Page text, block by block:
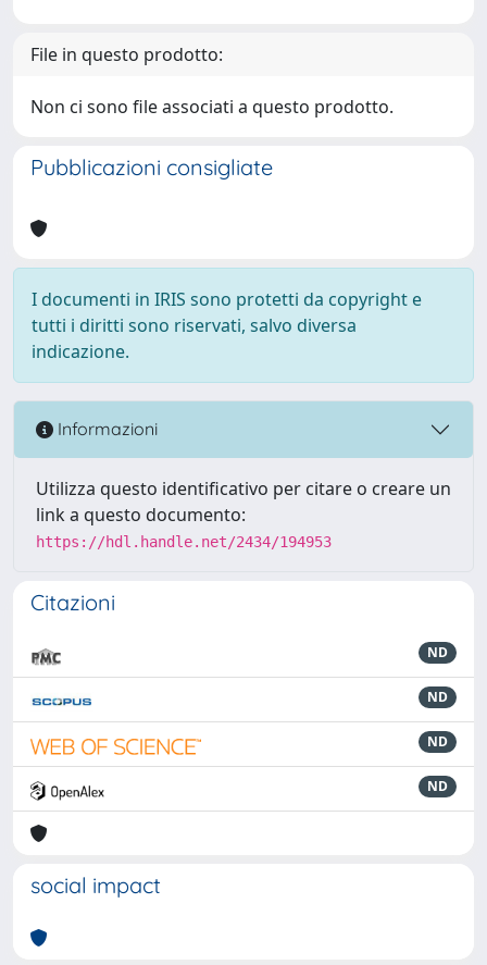
File in questo prodotto:
Non ci sono file associati a questo prodotto.
Pubblicazioni consigliate
I documenti in IRIS sono protetti da copyright e
tutti i diritti sono riservati, salvo diversa
indicazione.
Informazioni
Utilizza questo identificativo per citare o creare un
link a questo documento:
https://hdl.handle.net/2434/194953
Citazioni
ND
ND
ND
ND
social impact